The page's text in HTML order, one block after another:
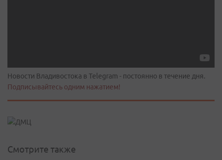
Новости Владивостока в Telegram - постоянно в течение дня.
Подписывайтесь одним нажатием!
Смотрите также